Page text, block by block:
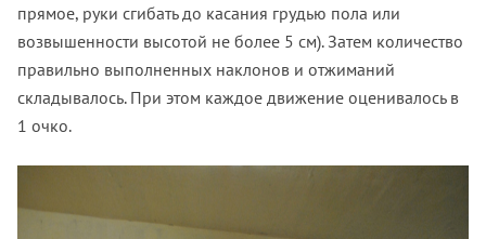
прямое, руки сгибать до касания грудью пола или
возвышенности высотой не более 5 см). Затем количество
правильно выполненных наклонов и отжиманий
складывалось. При этом каждое движение оценивалось в
1 очко.